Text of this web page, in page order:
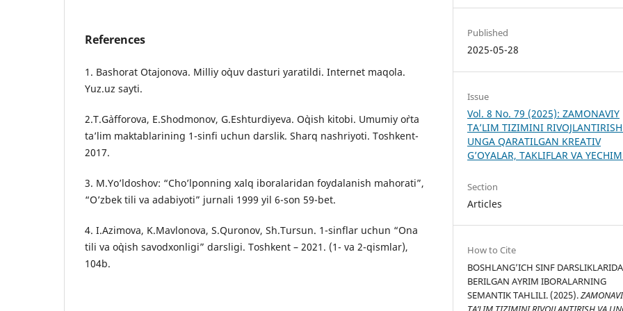
References
1. Bashorat Otajonova. Milliy o`quv dasturi yaratildi. Internet maqola.
Yuz.uz sayti.
2.T.G`afforova, E.Shodmonov, G.Eshturdiyeva. O`qish kitobi. Umumiy o`rta
ta’lim maktablarining 1-sinfi uchun darslik. Sharq nashriyoti. Toshkent-
2017.
3. M.Yo’ldoshov: “Cho’lponning xalq iboralaridan foydalanish mahorati”,
“O’zbek tili va adabiyoti” jurnali 1999 yil 6-son 59-bet.
4. I.Azimova, K.Mavlonova, S.Quronov, Sh.Tursun. 1-sinflar uchun “Ona
tili va o`qish savodxonligi” darsligi. Toshkent – 2021. (1- va 2-qismlar),
104b.
Published
2025-05-28
Issue
Vol. 8 No. 79 (2025): ZAMONAVIY
TA’LIM TIZIMINI
UNGA QARATILGAN KREATIV
G’OYALAR, TAKLIFLAR VA
Section
Articles
How to Cite
BOSHLANG’ICH SINF DARSLIKLARIDA
BERILGAN AYRIM IBORALARNING
SEMANTIK TAHLILI. (2025).